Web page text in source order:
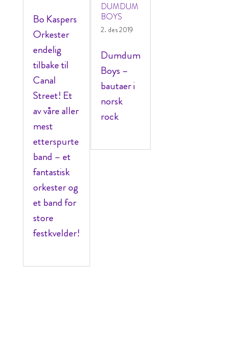
Bo Kaspers
Orkester
endelig
tilbake til
Canal
Street! Et
av våre aller
mest
etterspurte
band – et
fantastisk
orkester og
et band for
store
festkvelder!
DUMDUM
BOYS
2. des 2019
Dumdum
Boys –
bautaer i
norsk
rock